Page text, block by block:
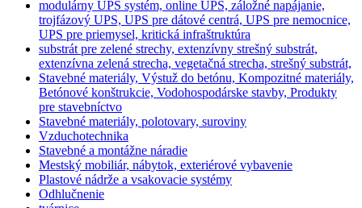
modulárny UPS systém, online UPS, záložné napájanie,
trojfázový UPS, UPS pre dátové centrá, UPS pre nemocnice,
UPS pre priemysel, kritická infraštruktúra
substrát pre zelené strechy, extenzívny strešný substrát,
extenzívna zelená strecha, vegetačná strecha, strešný substrát,
Stavebné materiály, Výstuž do betónu, Kompozitné materiály,
Betónové konštrukcie, Vodohospodárske stavby, Produkty
pre stavebníctvo
Stavebné materiály, polotovary, suroviny
Vzduchotechnika
Stavebné a montážne náradie
Mestský mobiliár, nábytok, exteriérové vybavenie
Plastové nádrže a vsakovacie systémy
Odhlučnenie